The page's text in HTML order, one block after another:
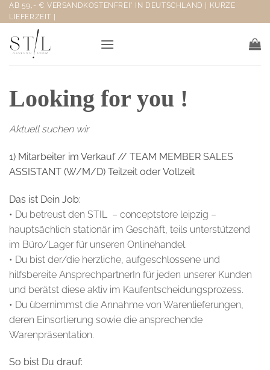
Zum
Inhalt
springen
AB 59,- € VERSANDKOSTENFREI* IN DEUTSCHLAND | KURZE
LIEFERZEIT |
Looking for you !
Aktuell suchen wir
1) Mitarbeiter im Verkauf // TEAM MEMBER SALES
ASSISTANT (W/M/D) Teilzeit oder Vollzeit
Das ist Dein Job:
• Du betreust den STIL – conceptstore leipzig –
hauptsächlich stationär im Geschäft, teils unterstützend
im Büro/Lager für unseren Onlinehandel.
• Du bist der/die herzliche, aufgeschlossene und
hilfsbereite AnsprechpartnerIn für jeden unserer Kunden
und berätst diese aktiv im Kaufentscheidungsprozess.
• Du übernimmst die Annahme von Warenlieferungen,
deren Einsortierung sowie die ansprechende
Warenpräsentation.
So bist Du drauf: